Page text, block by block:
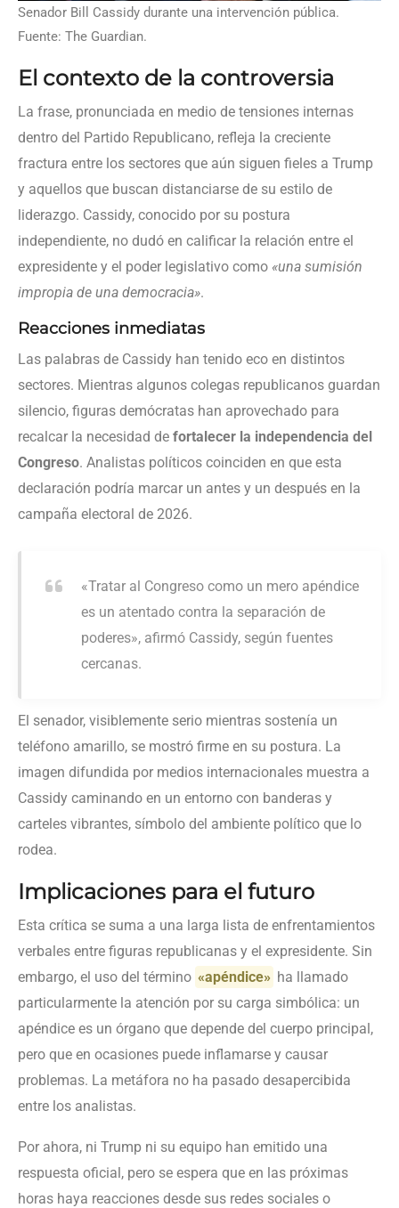
Senador Bill Cassidy durante una intervención pública.
Fuente: The Guardian.
El contexto de la controversia
La frase, pronunciada en medio de tensiones internas
dentro del Partido Republicano, refleja la creciente
fractura entre los sectores que aún siguen fieles a Trump
y aquellos que buscan distanciarse de su estilo de
liderazgo. Cassidy, conocido por su postura
independiente, no dudó en calificar la relación entre el
expresidente y el poder legislativo como «una sumisión
impropia de una democracia».
Reacciones inmediatas
Las palabras de Cassidy han tenido eco en distintos
sectores. Mientras algunos colegas republicanos guardan
silencio, figuras demócratas han aprovechado para
recalcar la necesidad de fortalecer la independencia del
Congreso. Analistas políticos coinciden en que esta
declaración podría marcar un antes y un después en la
campaña electoral de 2026.
«Tratar al Congreso como un mero apéndice
es un atentado contra la separación de
poderes», afirmó Cassidy, según fuentes
cercanas.
El senador, visiblemente serio mientras sostenía un
teléfono amarillo, se mostró firme en su postura. La
imagen difundida por medios internacionales muestra a
Cassidy caminando en un entorno con banderas y
carteles vibrantes, símbolo del ambiente político que lo
rodea.
Implicaciones para el futuro
Esta crítica se suma a una larga lista de enfrentamientos
verbales entre figuras republicanas y el expresidente. Sin
embargo, el uso del término «apéndice» ha llamado
particularmente la atención por su carga simbólica: un
apéndice es un órgano que depende del cuerpo principal,
pero que en ocasiones puede inflamarse y causar
problemas. La metáfora no ha pasado desapercibida
entre los analistas.
Por ahora, ni Trump ni su equipo han emitido una
respuesta oficial, pero se espera que en las próximas
horas haya reacciones desde sus redes sociales o